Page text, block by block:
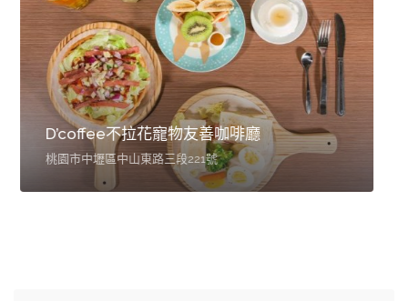
柴聚(寵物友善) 公狗落地需戴禮貌帶
（訂位可洽LINE@730gtceg詢問）
320台灣桃園市中壢區環中東路二段100號